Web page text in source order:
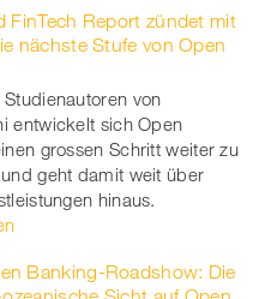
FinTech Report zündet mit
nächste Stufe von Open
von
entwickelt sich Open
grossen Schritt weiter zu
geht damit weit über
hinaus.
Banking-Roadshow: Die